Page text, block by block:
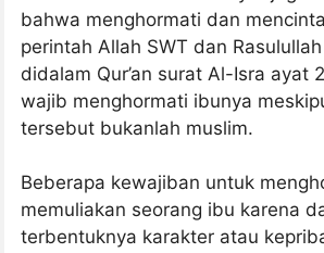
bahwa menghormati dan
perintah Allah SWT dan
didalam Qur’an surat Al-Isra ayat
wajib menghormati ibunya
tersebut bukanlah muslim.
Beberapa kewajiban untuk
memuliakan seorang ibu karena
terbentuknya karakter atau